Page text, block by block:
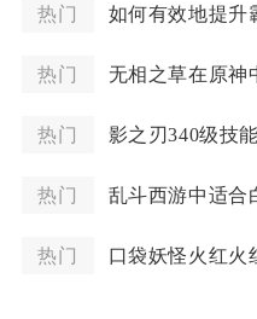
热门 如何有效地提升
热门
热门
热门
热门